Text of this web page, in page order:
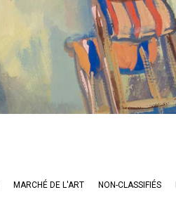
MARCHÉ DE L'ART NON-CLASSIFIÉS